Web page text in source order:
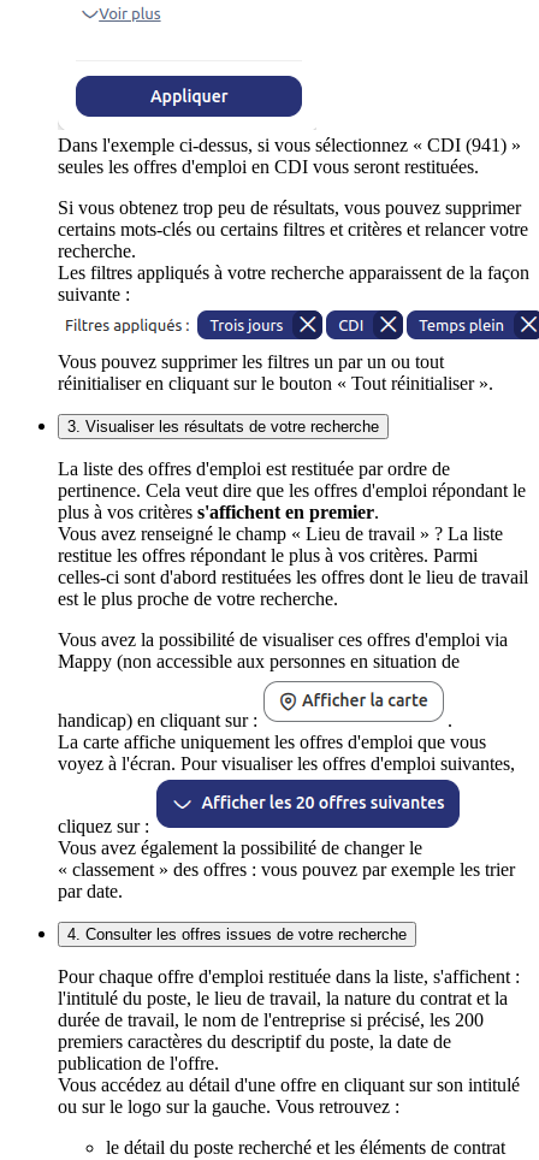
Dans l'exemple ci-dessus, si vous sélectionnez « CDI (941) »
seules les offres d'emploi en CDI vous seront restituées.
Si vous obtenez trop peu de résultats, vous pouvez supprimer
certains mots-clés ou certains filtres et critères et relancer votre
recherche.
Les filtres appliqués à votre recherche apparaissent de la façon
suivante :
Vous pouvez supprimer les filtres un par un ou tout
réinitialiser en cliquant sur le bouton « Tout réinitialiser ».
3. Visualiser les résultats de votre recherche
La liste des offres d'emploi est restituée par ordre de
pertinence. Cela veut dire que les offres d'emploi répondant le
plus à vos critères s'affichent en premier.
Vous avez renseigné le champ « Lieu de travail » ? La liste
restitue les offres répondant le plus à vos critères. Parmi
celles-ci sont d'abord restituées les offres dont le lieu de travail
est le plus proche de votre recherche.
Vous avez la possibilité de visualiser ces offres d'emploi via
Mappy (non accessible aux personnes en situation de
handicap) en cliquant sur :
.
La carte affiche uniquement les offres d'emploi que vous
voyez à l'écran. Pour visualiser les offres d'emploi suivantes,
cliquez sur :
Vous avez également la possibilité de changer le
« classement » des offres : vous pouvez par exemple les trier
par date.
4. Consulter les offres issues de votre recherche
Pour chaque offre d'emploi restituée dans la liste, s'affichent :
l'intitulé du poste, le lieu de travail, la nature du contrat et la
durée de travail, le nom de l'entreprise si précisé, les 200
premiers caractères du descriptif du poste, la date de
publication de l'offre.
Vous accédez au détail d'une offre en cliquant sur son intitulé
ou sur le logo sur la gauche. Vous retrouvez :
le détail du poste recherché et les éléments de contrat